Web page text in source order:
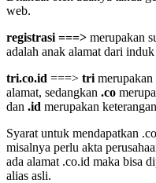
web.
registrasi ===> merupakan
adalah anak alamat dari
tri.co.id ===> tri
alamat, sedangkan .co
dan .id merupakan
Syarat untuk mendapatkan
misalnya perlu akta
ada alamat .co.id maka bisa
alias asli.